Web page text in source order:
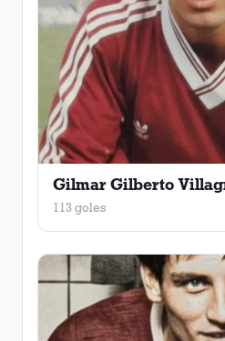
Gilmar Gilberto
113 goles